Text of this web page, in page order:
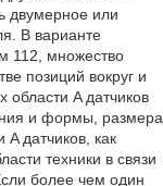
двумерное или
В варианте
112, множество
позиций вокруг и
A датчиков
и формы, размера
датчиков, как
техники в связи
более чем один